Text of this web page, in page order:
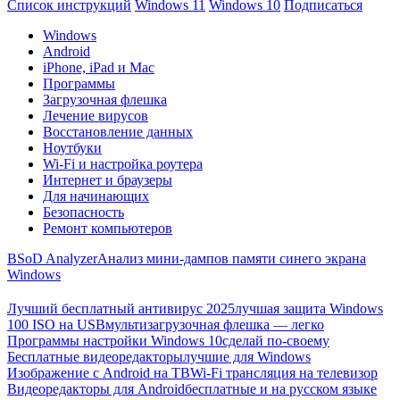
Список инструкций Windows 11 Windows 10 Подписаться
Windows
Android
iPhone, iPad и Mac
Программы
Загрузочная флешка
Лечение вирусов
Восстановление данных
Ноутбуки
Wi-Fi и настройка роутера
Интернет и браузеры
Для начинающих
Безопасность
Ремонт компьютеров
BSoD AnalyzerАнализ мини-дампов памяти синего экрана
Windows
Лучший бесплатный антивирус 2025лучшая защита Windows
100 ISO на USBмультизагрузочная флешка — легко
Программы настройки Windows 10сделай по-своему
Бесплатные видеоредакторылучшие для Windows
Изображение с Android на ТВWi-Fi трансляция на телевизор
Видеоредакторы для Androidбесплатные и на русском языке